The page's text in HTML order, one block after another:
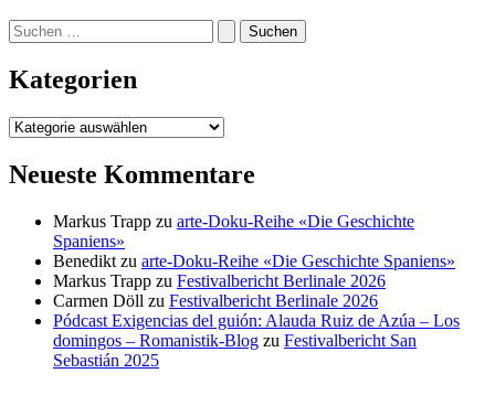
Suchen
nach:
Kategorien
Kategorien
Neueste Kommentare
Markus Trapp zu arte-Doku-Reihe «Die Geschichte
Spaniens»
Benedikt zu arte-Doku-Reihe «Die Geschichte Spaniens»
Markus Trapp zu Festivalbericht Berlinale 2026
Carmen Döll zu Festivalbericht Berlinale 2026
Pódcast Exigencias del guión: Alauda Ruiz de Azúa – Los
domingos – Romanistik-Blog zu Festivalbericht San
Sebastián 2025